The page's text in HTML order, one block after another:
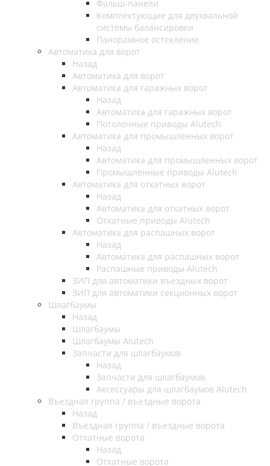
Фальш-панели
Комплектующие для двухвальной
системы балансировки
Панорамное остекление
Автоматика для ворот
Назад
Автоматика для ворот
Автоматика для гаражных ворот
Назад
Автоматика для гаражных ворот
Потолочные приводы Alutech
Автоматика для промышленных ворот
Назад
Автоматика для промышленных ворот
Промышленные приводы Alutech
Автоматика для откатных ворот
Назад
Автоматика для откатных ворот
Откатные приводы Alutech
Автоматика для распашных ворот
Назад
Автоматика для распашных ворот
Распашные приводы Alutech
ЗИП для автоматики въездных ворот
ЗИП для автоматики секционных ворот
Шлагбаумы
Назад
Шлагбаумы
Шлагбаумы Alutech
Запчасти для шлагбаумов
Назад
Запчасти для шлагбаумов
Аксессуары для шлагбаумов Alutech
Въездная группа / въездные ворота
Назад
Въездная группа / въездные ворота
Откатные ворота
Назад
Откатные ворота